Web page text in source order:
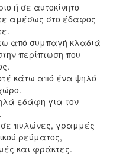
ή σε αυτοκίνητο
αμέσως στο έδαφος
από συμπαγή κλαδιά
περίπτωση που
κάτω από ένα ψηλό
εδάφη για τον
πυλώνες, γραμμές
ρεύματος,
και φράκτες.